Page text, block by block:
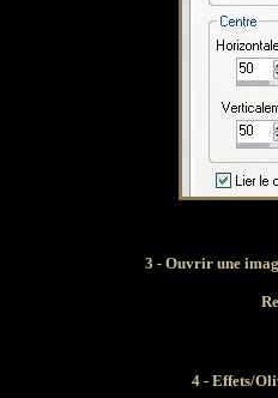
3 - Ouvrir une
4 - Effets/